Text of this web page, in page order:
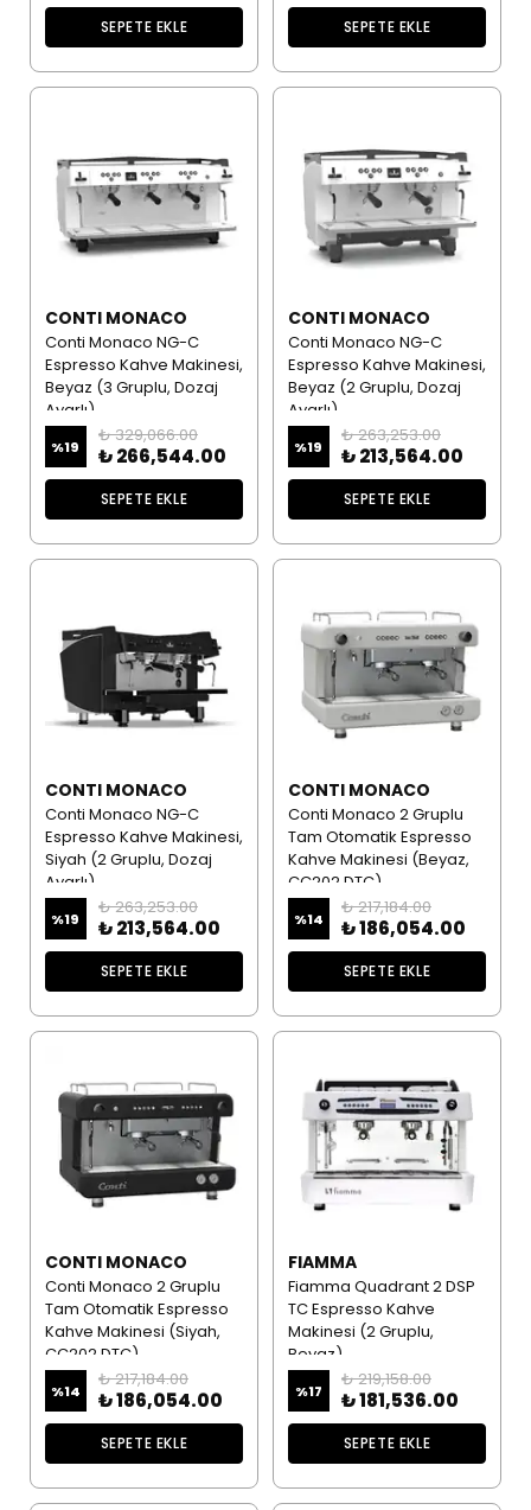
SEPETE EKLE SEPETE EKLE
CONTI MONACO
Conti Monaco NG-C
Espresso Kahve Makinesi,
Beyaz (3 Gruplu, Dozaj
Ayarlı)
%19
₺ 329,066.00
₺ 266,544.00
SEPETE EKLE
CONTI MONACO
Conti Monaco NG-C
Espresso Kahve Makinesi,
Beyaz (2 Gruplu, Dozaj
Ayarlı)
%19
₺ 263,253.00
₺ 213,564.00
SEPETE EKLE
CONTI MONACO
Conti Monaco NG-C
Espresso Kahve Makinesi,
Siyah (2 Gruplu, Dozaj
Ayarlı)
%19
₺ 263,253.00
₺ 213,564.00
SEPETE EKLE
CONTI MONACO
Conti Monaco 2 Gruplu
Tam Otomatik Espresso
Kahve Makinesi (Beyaz,
CC202 DTC)
%14
₺ 217,184.00
₺ 186,054.00
SEPETE EKLE
CONTI MONACO
Conti Monaco 2 Gruplu
Tam Otomatik Espresso
Kahve Makinesi (Siyah,
CC202 DTC)
%14
₺ 217,184.00
₺ 186,054.00
SEPETE EKLE
FIAMMA
Fiamma Quadrant 2 DSP
TC Espresso Kahve
Makinesi (2 Gruplu,
Beyaz)
%17
₺ 219,158.00
₺ 181,536.00
SEPETE EKLE